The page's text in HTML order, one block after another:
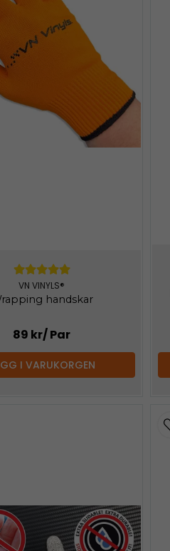
VN VINYLS®
handskar
89 kr/ Par
I VARUKORGEN